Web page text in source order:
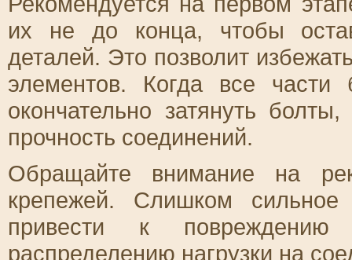
их не до конца, чтобы
деталей. Это позволит
элементов. Когда все части
окончательно затянуть
прочность соединений.
Обращайте внимание на
крепежей. Слишком
привести к повреждению
распределению нагрузки на